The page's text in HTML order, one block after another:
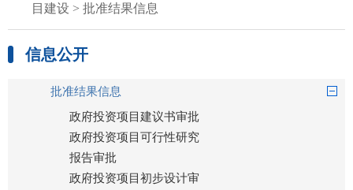
目建设 > 批准结果信息
信息公开
重大项目建设
批准服务信息
批准结果信息
政府投资项目建议书审批
政府投资项目可行性研究
报告审批
政府投资项目初步设计审